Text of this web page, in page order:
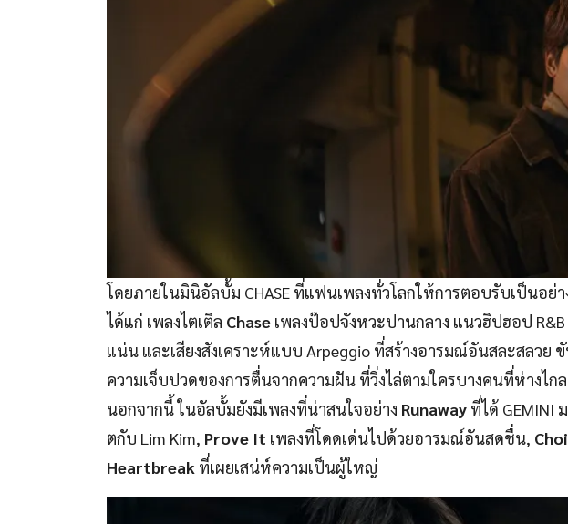
โดยภายในมินิอัลบั้ม CHASE ที่แฟนเพลงทั่วโลกให้การตอบรับเป็นอย่
ได้แก่ เพลงไตเติล Chase เพลงป๊อปจังหวะปานกลาง แนวฮิปฮอป
แน่น และเสียงสังเคราะห์แบบ Arpeggio ที่สร้างอารมณ์อันสละสลวย
ความเจ็บปวดของการตื่นจากความฝัน ที่วิ่งไล่ตามใครบางคนที่ห่างไก
นอกจากนี้ ในอัลบั้มยังมีเพลงที่น่าสนใจอย่าง Runaway ที่ได้ GEMINI
ตกับ Lim Kim, Prove It เพลงที่โดดเด่นไปด้วยอารมณ์อันสดชื่น,
Heartbreak ที่เผยเสน่ห์ความเป็นผู้ใหญ่